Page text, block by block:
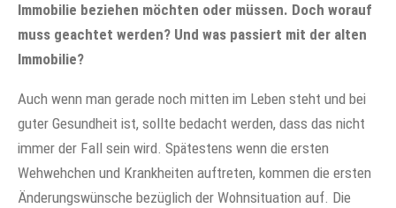
Immobilie beziehen möchten oder müssen. Doch worauf
muss geachtet werden? Und was passiert mit der alten
Immobilie?
Auch wenn man gerade noch mitten im Leben steht und bei
guter Gesundheit ist, sollte bedacht werden, dass das nicht
immer der Fall sein wird. Spätestens wenn die ersten
Wehwehchen und Krankheiten auftreten, kommen die ersten
Änderungswünsche bezüglich der Wohnsituation auf. Die